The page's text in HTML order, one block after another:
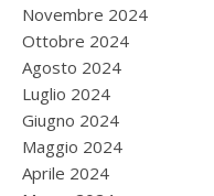
Novembre 2024
Ottobre 2024
Agosto 2024
Luglio 2024
Giugno 2024
Maggio 2024
Aprile 2024